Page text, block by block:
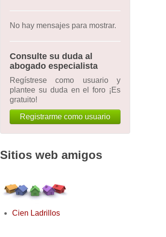
No hay mensajes para mostrar.
Consulte su duda al
abogado especialista
Regístrese como usuario y
plantee su duda en el foro ¡Es
gratuito!
Registrarme como usuario
Sitios web amigos
Cien Ladrillos